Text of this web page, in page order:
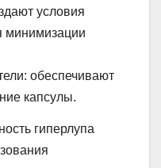
условия
минимизации
обеспечивают
капсулы.
гиперлупа